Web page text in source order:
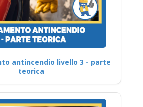
antincendio livello 3 - parte
teorica